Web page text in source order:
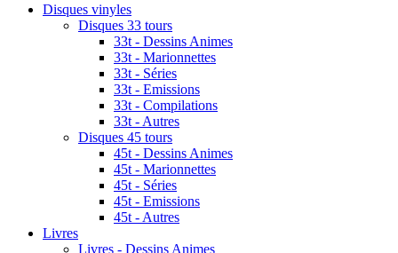
Disques vinyles
Disques 33 tours
33t - Dessins Animes
33t - Marionnettes
33t - Séries
33t - Emissions
33t - Compilations
33t - Autres
Disques 45 tours
45t - Dessins Animes
45t - Marionnettes
45t - Séries
45t - Emissions
45t - Autres
Livres
Livres - Dessins Animes